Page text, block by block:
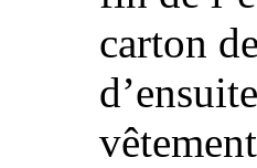
carton